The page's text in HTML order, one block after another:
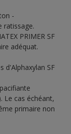
-
ratissage.
PRIMER SF
adéquat.
d'Alphaxylan SF
Le cas échéant,
primaire non